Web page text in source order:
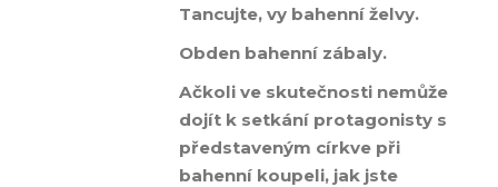
Tancujte, vy bahenní želvy.
Obden bahenní zábaly.
Ačkoli ve skutečnosti nemůže
dojít k setkání protagonisty s
představeným církve při
bahenní koupeli, jak jste